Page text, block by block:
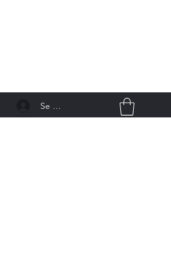
Se connecter